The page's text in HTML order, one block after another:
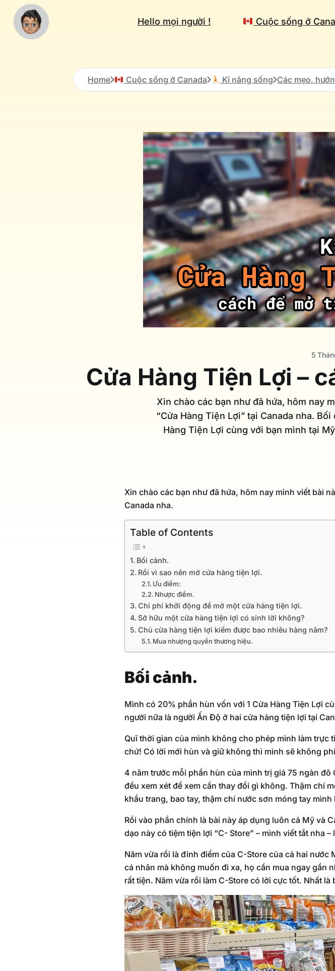
Hello mọi người ! Cuộc sống ở
Home Cuộc sống ở Canada Kĩ năng sống Các mẹo,
5
Cửa Hàng Tiện Lợi –
Xin chào các bạn như đã hứa, hôm nay
“Cửa Hàng Tiện Lợi” tại Canada nha.
Hàng Tiện Lợi cùng với bạn mình tại
Xin chào các bạn như đã hứa, hôm nay mình viết bài
Canada nha.
Table of Contents
Bối cảnh.
Rồi vì sao nên mở cửa hàng tiện lợi.
Ưu điểm:
Nhược điểm.
Chi phí khởi động để mở một cửa hàng tiện lợi.
Sở hữu một cửa hàng tiện lợi có sinh lời không?
Chủ cửa hàng tiện lợi kiếm được bao nhiêu hàng năm?
Mua nhượng quyền thương hiệu.
Bối cảnh.
Mình có 20% phần hùn vốn với 1 Cửa Hàng Tiện Lợi
người nữa là người Ấn Độ ở hai cửa hàng tiện lợi tại
Quĩ thời gian của mình không cho phép mình làm
chứ! Có lời mới hùn và giữ không thì mình sẽ không
4 năm trước mỗi phần hùn của mình trị giá 75 ngàn
đều xem xét để xem cần thay đổi gì không. Thậm chí
khẩu trang, bao tay, thậm chí nước sơn móng tay
Rồi vào phần chính là bài này áp dụng luôn cả Mỹ và
dạo này có tiệm tiện lợi “C- Store” – mình viết tắt nha
Năm vừa rồi là đỉnh điểm của C-Store của cả hai
cá nhân mà không muốn đi xa, họ cần mua ngay gần
rất tiện. Năm vừa rồi làm C-Store có lời cực tốt. Nhất